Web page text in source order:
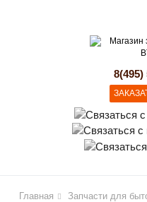
8(495)
Главная
Запчасти для